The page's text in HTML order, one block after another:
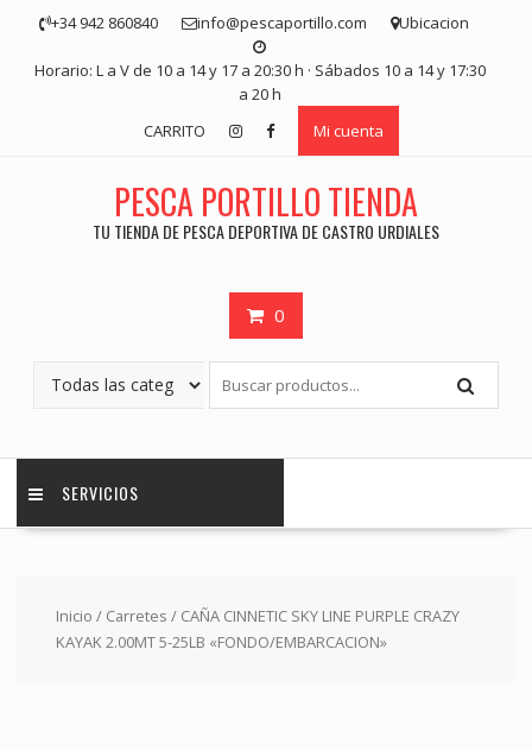
contenido
+34 942 860840 info@pescaportillo.com Ubicacion
Horario: L a V de 10 a 14 y 17 a 20:30 h · Sábados 10 a 14 y 17:30
a 20 h
CARRITO
Mi cuenta
PESCA PORTILLO TIENDA
TU TIENDA DE PESCA DEPORTIVA DE CASTRO URDIALES
0
SERVICIOS
Inicio / Carretes / CAÑA CINNETIC SKY LINE PURPLE CRAZY
KAYAK 2.00MT 5-25LB «FONDO/EMBARCACION»